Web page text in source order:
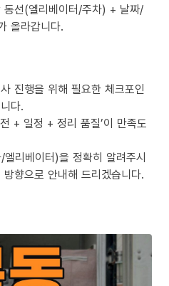
선(엘리베이터/주차) + 날짜/
올라갑니다.
진행을 위해 필요한 체크포인
다.
+ 일정 + 정리 품질’이 만족도
리베이터)을 정확히 알려주시
향으로 안내해 드리겠습니다.